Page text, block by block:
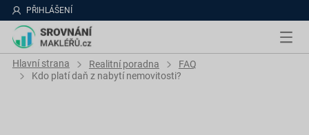
PŘIHLÁŠENÍ
Hlavní strana Realitní poradna
FAQ
Kdo platí daň z nabytí nemovitosti?